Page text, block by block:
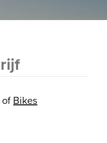
of Bikes